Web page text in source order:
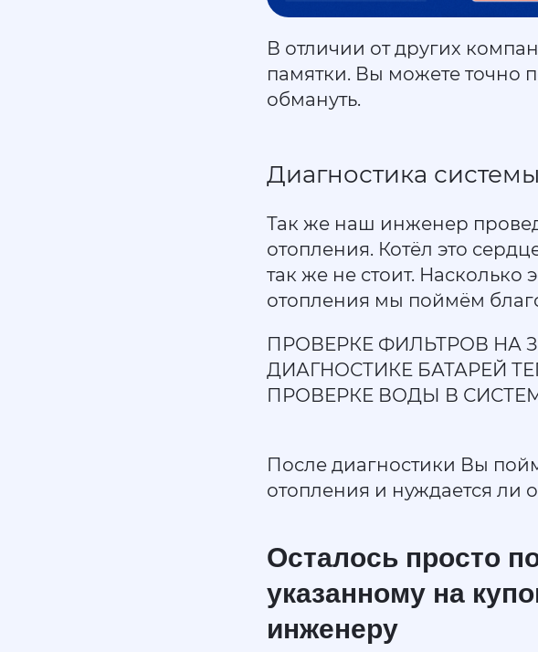
В отличии от других
памятки. Вы можете точно
обмануть.
Диагностика
Так же наш инженер
отопления. Котёл это
так же не стоит.
отопления мы поймём
ПРОВЕРКЕ ФИЛЬТРОВ НА
ДИАГНОСТИКЕ БАТАРЕЙ
ПРОВЕРКЕ ВОДЫ В
После диагностики Вы
отопления и нуждается ли
Осталось просто
указанному на
инженеру